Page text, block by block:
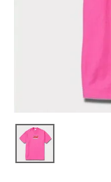
Tシャツ・ロングス